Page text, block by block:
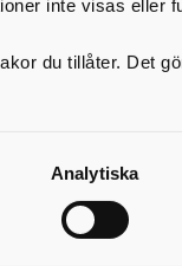
inte visas eller
du tillåter. Det
Analytiska